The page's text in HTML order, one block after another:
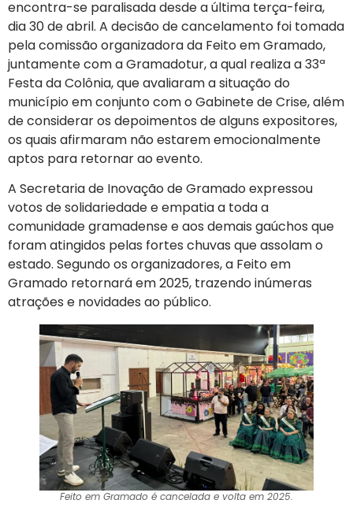
encontra-se paralisada desde a última terça-feira,
dia 30 de abril. A decisão de cancelamento foi tomada
pela comissão organizadora da Feito em Gramado,
juntamente com a Gramadotur, a qual realiza a 33ª
Festa da Colônia, que avaliaram a situação do
município em conjunto com o Gabinete de Crise, além
de considerar os depoimentos de alguns expositores,
os quais afirmaram não estarem emocionalmente
aptos para retornar ao evento.
A Secretaria de Inovação de Gramado expressou
votos de solidariedade e empatia a toda a
comunidade gramadense e aos demais gaúchos que
foram atingidos pelas fortes chuvas que assolam o
estado. Segundo os organizadores, a Feito em
Gramado retornará em 2025, trazendo inúmeras
atrações e novidades ao público.
Feito em Gramado é cancelada e volta em 2025.